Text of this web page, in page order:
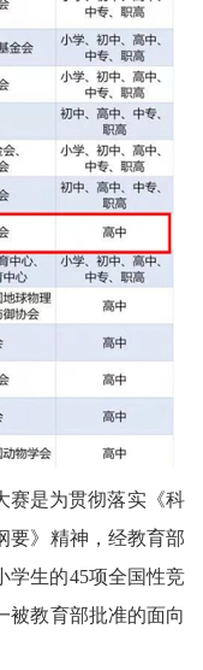
赛是为贯彻落实《科
要》精神，经教育部
学生的45项全国性竞
被教育部批准的面向